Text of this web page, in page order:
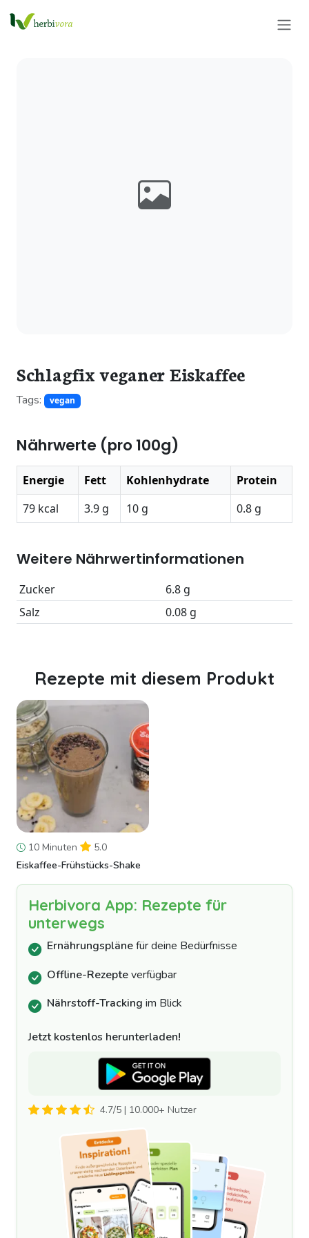
Schlagfix veganer Eiskaffee
Tags: vegan
Nährwerte (pro 100g)
Energie Fett Kohlenhydrate
Protein
79 kcal
3.9 g 10 g 0.8 g
Weitere Nährwertinformationen
Zucker
6.8 g
Salz
0.08 g
Rezepte mit diesem Produkt
10 Minuten
5.0
Eiskaffee-Frühstücks-Shake
Herbivora App: Rezepte für
unterwegs
Ernährungsplänefür deine Bedürfnisse
Offline-Rezepteverfügbar
Nährstoff-Tracking im Blick
Jetzt kostenlos herunterladen!
4.7/5 | 10.000+ Nutzer